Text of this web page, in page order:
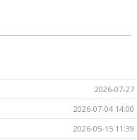
2026-07-27
2026-07-04 14:00
2026-05-15 11:39